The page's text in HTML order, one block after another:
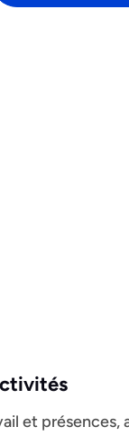
et présences,